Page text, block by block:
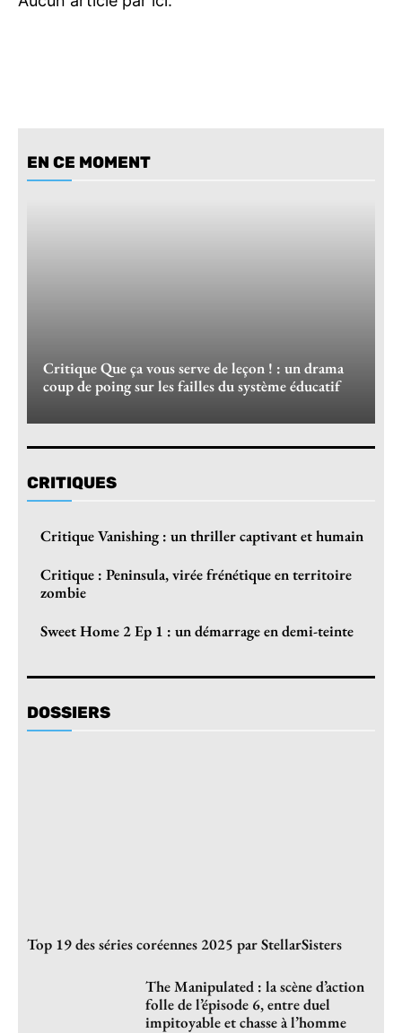
EN CE MOMENT
Critique Que ça vous serve de leçon ! : un drama
coup de poing sur les failles du système éducatif
CRITIQUES
Critique Vanishing : un thriller captivant et humain
Critique : Peninsula, virée frénétique en territoire
zombie
Sweet Home 2 Ep 1 : un démarrage en demi-teinte
DOSSIERS
Top 19 des séries coréennes 2025 par StellarSisters
The Manipulated : la scène d’action
folle de l’épisode 6, entre duel
impitoyable et chasse à l’homme